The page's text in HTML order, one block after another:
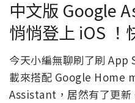
中文版 Google
悄悄登上 iOS ！
今天小編無聊刷了刷 App
載來搭配 Google Home
Assistant，居然有了更新